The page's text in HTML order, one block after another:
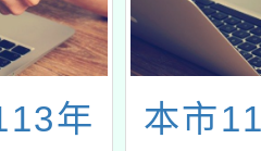
年
本市